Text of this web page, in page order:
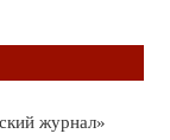
журнал»